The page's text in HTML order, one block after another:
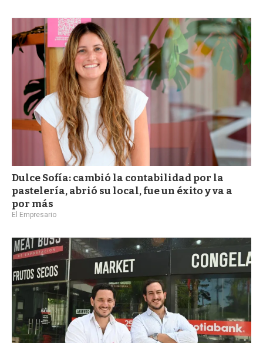
Dulce Sofía: cambió la contabilidad por la
pastelería, abrió su local, fue un éxito y va a
por más
El Empresario